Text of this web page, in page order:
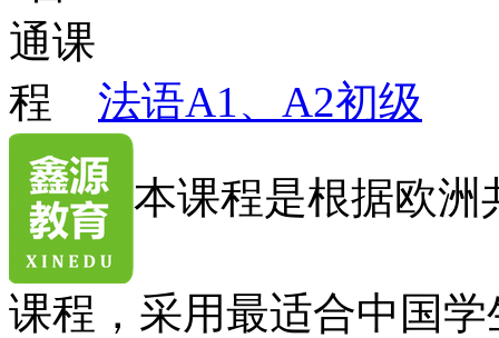
法语A1、A2初级
本课程是根据欧洲
课程，采用最适合中国